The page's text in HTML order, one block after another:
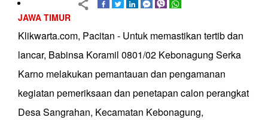
JAWA TIMUR
Klikwarta.com, Pacitan - Untuk memastikan tertib dan
lancar, Babinsa Koramil 0801/02 Kebonagung Serka
Karno melakukan pemantauan dan pengamanan
kegiatan pemeriksaan dan penetapan calon perangkat
Desa Sangrahan, Kecamatan Kebonagung,